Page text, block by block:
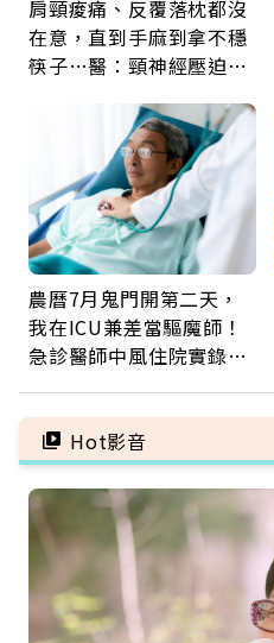
肩頸痠痛、反覆落枕都沒
在意，直到手麻到拿不穩
筷子…醫：頸神經壓迫上
農曆7月鬼門開第二天，
我在ICU兼差當驅魔師！
急診醫師中風住院實錄：
Hot影音